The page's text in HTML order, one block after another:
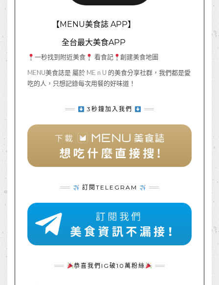
【MENU美食誌 APP】
全台最大美食APP
一秒找到附近美食 看食記
創建美食地圖
MENU美食誌是 屬於 ME n U 的美食分享社群，我們都是愛
吃的人，只想記錄每次用餐的好味道！
3秒鐘加入我們
訂閱TELEGRAM
恭喜我們IG破10萬粉絲